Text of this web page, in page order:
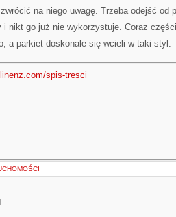
na niego uwagę. Trzeba odejść od
i nikt go już nie wykorzystuje. Coraz
a parkiet doskonale się wcieli w taki styl.
spis-tresci